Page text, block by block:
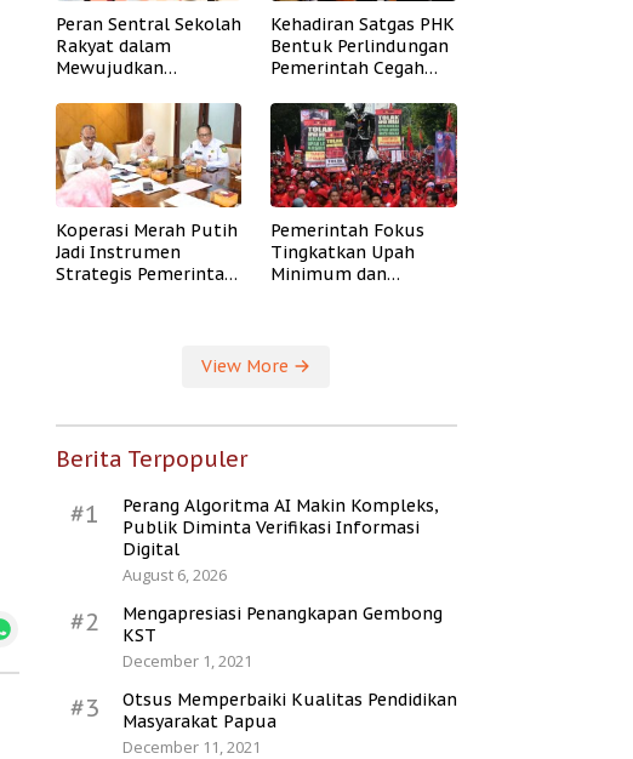
Peran Sentral Sekolah
Rakyat dalam
Mewujudkan
Kehadiran Satgas PHK
Bentuk Perlindungan
Pemerintah Cegah
Koperasi Merah Putih
Jadi Instrumen
Strategis Pemerintah
Pemerintah Fokus
Tingkatkan Upah
Minimum dan
View More
Berita Terpopuler
#1
Perang Algoritma AI Makin Kompleks,
Publik Diminta Verifikasi Informasi
Digital
August 6, 2026
#2
Mengapresiasi Penangkapan Gembong
KST
December 1, 2021
#3
Otsus Memperbaiki Kualitas Pendidikan
Masyarakat Papua
December 11, 2021